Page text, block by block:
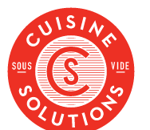
content